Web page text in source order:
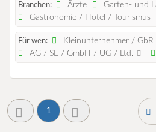
Branchen: Ärzte
Garten- und
Gastronomie / Hotel / Tourismus
Für wen:
Kleinunternehmer /
AG / SE / GmbH / UG / Ltd.
1